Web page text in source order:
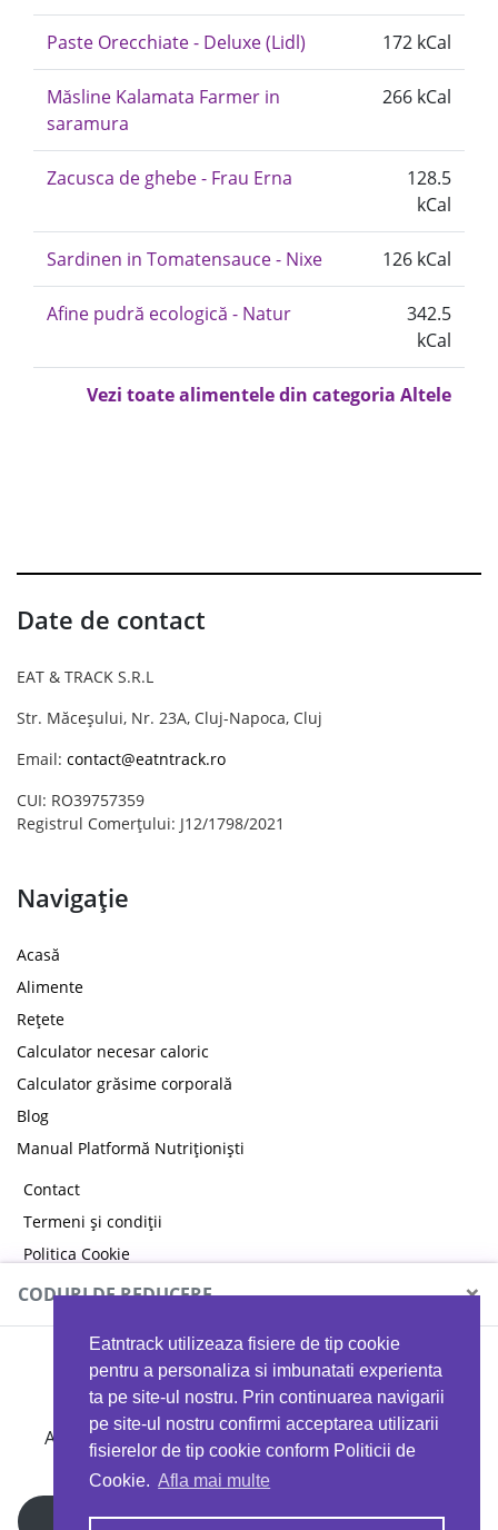
Eatntrack utilizeaza fisiere de tip cookie
pentru a personaliza si imbunatati experienta
ta pe site-ul nostru. Prin continuarea navigarii
pe site-ul nostru confirmi acceptarea utilizarii
fisierelor de tip cookie conform Politicii de
Cookie. Afla mai multe
Paste Orecchiate - Deluxe (Lidl) 172 kCal
Măsline Kalamata Farmer in
saramura
266 kCal
Zacusca de ghebe - Frau Erna
128.5
kCal
Sardinen in Tomatensauce - Nixe 126 kCal
Afine pudră ecologică - Natur
342.5
kCal
Vezi toate alimentele din categoria Altele
Date de contact
EAT & TRACK S.R.L
Str. Măceșului, Nr. 23A, Cluj-Napoca, Cluj
Email: contact@eatntrack.ro
CUI: RO39757359
Registrul Comerțului: J12/1798/2021
Navigație
Acasă
Alimente
Rețete
Calculator necesar caloric
Calculator grăsime corporală
Blog
Manual Platformă Nutriționiști
Contact
Termeni și condiții
Politica Cookie
Politica de confidențialitate
CODURI DE REDUCERE ×
MYPROTEIN
Ai 40%reducere la orice comandă folosind codul
EATTRACK
Profită acum